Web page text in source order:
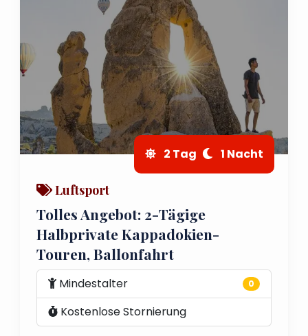
2 Tag 1 Nacht
Luftsport
Tolles Angebot: 2-Tägige
Halbprivate Kappadokien-
Touren, Ballonfahrt
Mindestalter 0
Kostenlose Stornierung